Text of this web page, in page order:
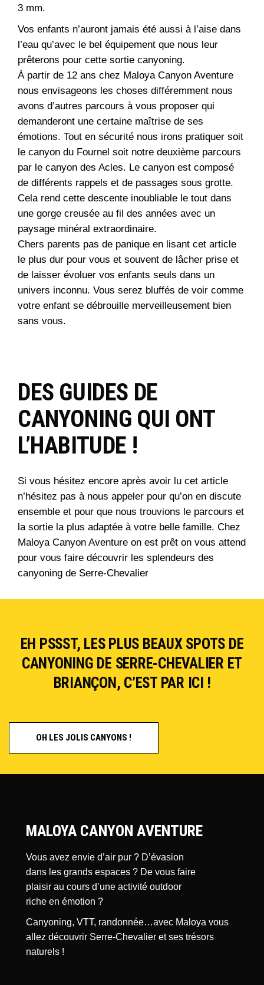
3 mm.
Vos enfants n’auront jamais été aussi à l’aise dans
l’eau qu’avec le bel équipement que nous leur
prêterons pour cette sortie canyoning.
À partir de 12 ans chez Maloya Canyon Aventure
nous envisageons les choses différemment nous
avons d’autres parcours à vous proposer qui
demanderont une certaine maîtrise de ses
émotions. Tout en sécurité nous irons pratiquer soit
le canyon du Fournel soit notre deuxième parcours
par le canyon des Acles. Le canyon est composé
de différents rappels et de passages sous grotte.
Cela rend cette descente inoubliable le tout dans
une gorge creusée au fil des années avec un
paysage minéral extraordinaire.
Chers parents pas de panique en lisant cet article
le plus dur pour vous et souvent de lâcher prise et
de laisser évoluer vos enfants seuls dans un
univers inconnu. Vous serez bluffés de voir comme
votre enfant se débrouille merveilleusement bien
sans vous.
DES GUIDES DE
CANYONING QUI ONT
L’HABITUDE !
Si vous hésitez encore après avoir lu cet article
n’hésitez pas à nous appeler pour qu’on en discute
ensemble et pour que nous trouvions le parcours et
la sortie la plus adaptée à votre belle famille. Chez
Maloya Canyon Aventure on est prêt on vous attend
pour vous faire découvrir les splendeurs des
canyoning de Serre-Chevalier
EH PSSST, LES PLUS BEAUX SPOTS DE
CANYONING DE SERRE-CHEVALIER ET
BRIANÇON, C’EST PAR ICI !
OH LES JOLIS CANYONS !
MALOYA CANYON AVENTURE
Vous avez envie d’air pur ? D’évasion
dans les grands espaces ? De vous faire
plaisir au cours d’une activité outdoor
riche en émotion ?
Canyoning, VTT, randonnée…avec Maloya vous
allez découvrir Serre-Chevalier et ses trésors
naturels !